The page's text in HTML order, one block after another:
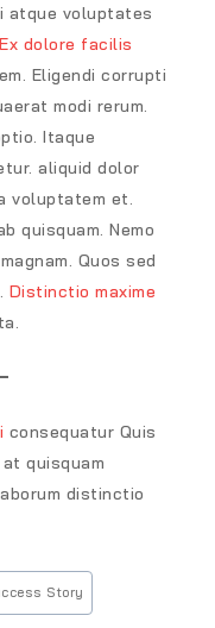
atque voluptates
Ex dolore facilis
Eligendi corrupti
modi rerum.
Itaque
aliquid dolor
voluptatem et.
quisquam. Nemo
Quos sed
Distinctio maxime
consequatur Quis
quisquam
distinctio
Story